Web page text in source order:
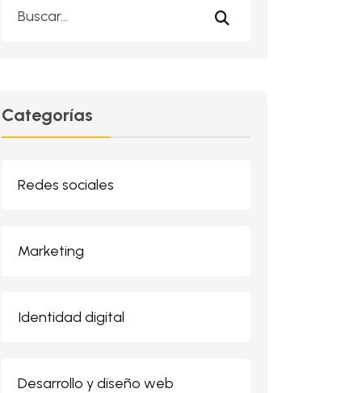
Categorías
Redes sociales
Marketing
Identidad digital
Desarrollo y diseño web